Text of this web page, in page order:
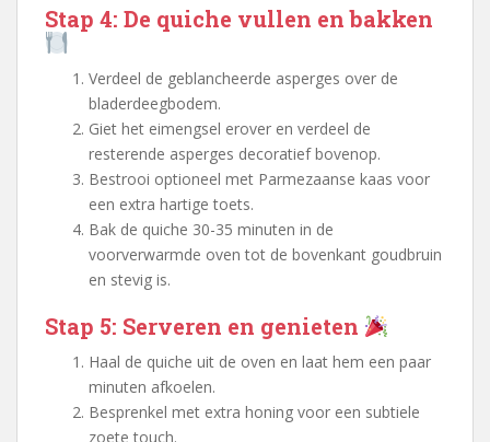
Stap 4: De quiche vullen en bakken
Verdeel de geblancheerde asperges over de
bladerdeegbodem.
Giet het eimengsel erover en verdeel de
resterende asperges decoratief bovenop.
Bestrooi optioneel met Parmezaanse kaas voor
een extra hartige toets.
Bak de quiche 30-35 minuten in de
voorverwarmde oven tot de bovenkant goudbruin
en stevig is.
Stap 5: Serveren en genieten
Haal de quiche uit de oven en laat hem een paar
minuten afkoelen.
Besprenkel met extra honing voor een subtiele
zoete touch.